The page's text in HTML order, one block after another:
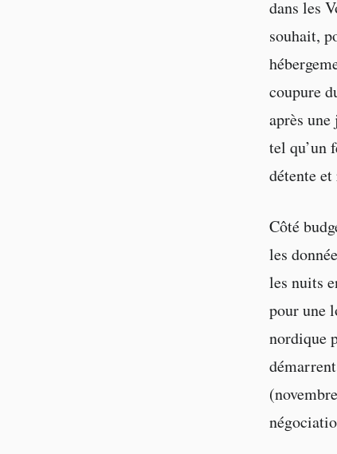
dans les
souhait,
coupure
après
tel qu’un
détente
Côté
les
les nuits
pour une
nordique